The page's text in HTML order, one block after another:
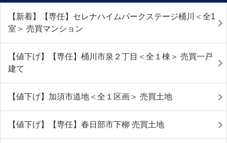
【新着】【専任】セレナハイムパークステージ桶川＜全1
室＞ 売買マンション
【値下げ】【専任】桶川市泉２丁目＜全１棟＞ 売買一戸
建て
【値下げ】加須市道地＜全１区画＞ 売買土地
【値下げ】【専任】春日部市下柳 売買土地